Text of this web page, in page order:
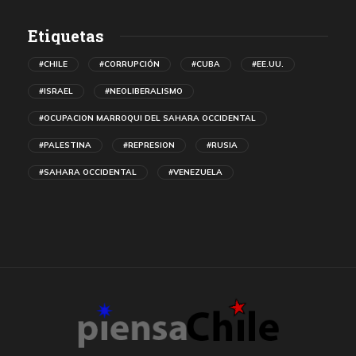
Etiquetas
#CHILE #CORRUPCIÓN #CUBA #EE.UU.
#ISRAEL #NEOLIBERALISMO
#OCUPACION MARROQUI DEL SAHARA OCCIDENTAL
#PALESTINA #REPRESION #RUSIA
#SAHARA OCCIDENTAL #VENEZUELA